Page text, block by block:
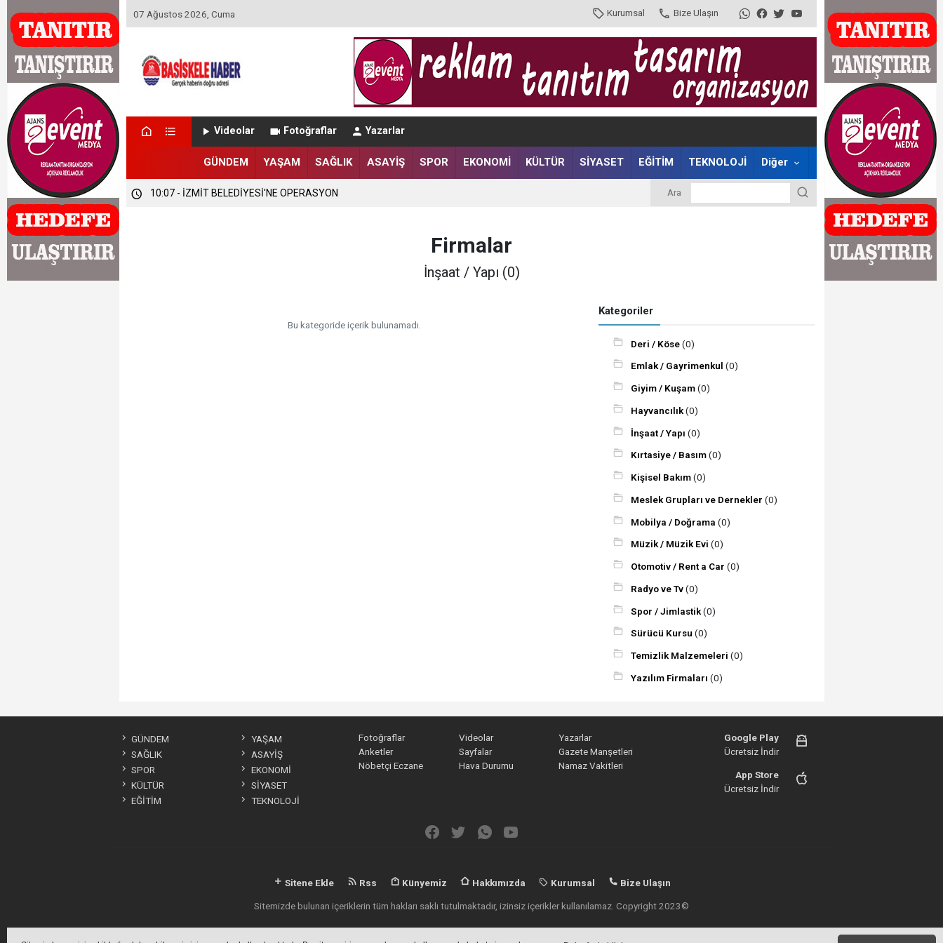
07 Ağustos 2026, Cuma Kurumsal Bize Ulaşın
Videolar Fotoğraflar Yazarlar
GÜNDEM YAŞAM SAĞLIK ASAYİŞ SPOR EKONOMİ KÜLTÜR SİYASET EĞİTİM TEKNOLOJİ Diğer
10:07 - İZMİT BELEDİYESİ'NE OPERASYON Ara
Firmalar
İnşaat / Yapı (0)
Bu kategoride içerik bulunamadı.
Kategoriler
Deri / Köse(0)
Emlak / Gayrimenkul (0)
Giyim / Kuşam(0)
Hayvancılık(0)
İnşaat / Yapı (0)
Kırtasiye / Basım(0)
Kişisel Bakım(0)
Meslek Grupları ve Dernekler (0)
Mobilya / Doğrama (0)
Müzik / Müzik Evi (0)
Otomotiv / Rent a Car (0)
Radyo ve Tv(0)
Spor / Jimlastik(0)
Sürücü Kursu (0)
Temizlik Malzemeleri (0)
Yazılım Firmaları (0)
GÜNDEM
YAŞAM
SAĞLIK
ASAYİŞ
SPOR
EKONOMİ
KÜLTÜR
SİYASET
EĞİTİM
TEKNOLOJİ
Fotoğraflar Videolar
Yazarlar
Anketler
Sayfalar
Gazete Manşetleri
Nöbetçi Eczane
Hava Durumu Namaz Vakitleri
Google Play
Ücretsiz İndir
App Store
Ücretsiz İndir
Sitene Ekle Rss Künyemiz Hakkımızda Kurumsal Bize Ulaşın
Sitemizde bulunan içeriklerin tüm hakları saklı tutulmaktadır, izinsiz içerikler kullanılamaz. Copyright 2023©